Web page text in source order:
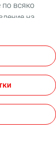
по всяко
на
на сайта.